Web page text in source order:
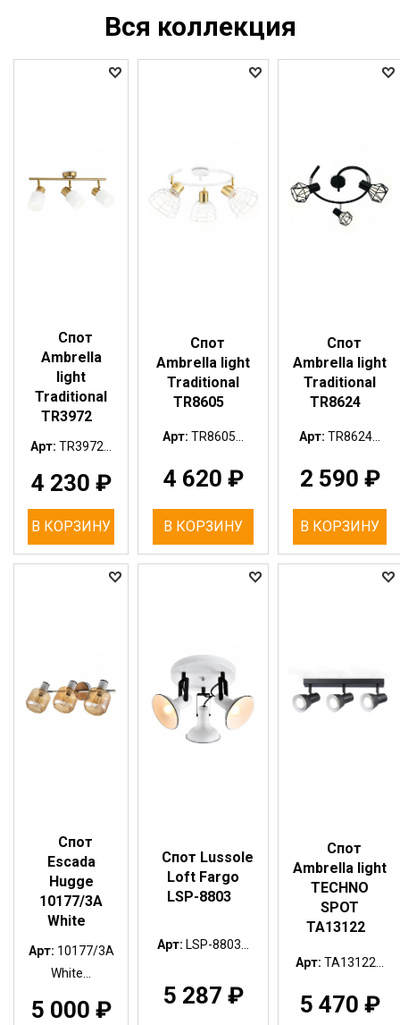
Вся коллекция
Спот
Ambrella
light
Traditional
TR3972
Арт: TR3972...
4 230 ₽
В КОРЗИНУ
Спот
Ambrella light
Traditional
TR8605
Арт: TR8605...
4 620 ₽
В КОРЗИНУ
Спот
Ambrella light
Traditional
TR8624
Арт: TR8624...
2 590 ₽
В КОРЗИНУ
Спот
Escada
Hugge
10177/3A
White
Арт: 10177/3A
White...
5 000 ₽
Спот Lussole
Loft Fargo
LSP-8803
Арт: LSP-8803...
5 287 ₽
Спот
Ambrella light
TECHNO
SPOT
TA13122
Арт: TA13122...
5 470 ₽